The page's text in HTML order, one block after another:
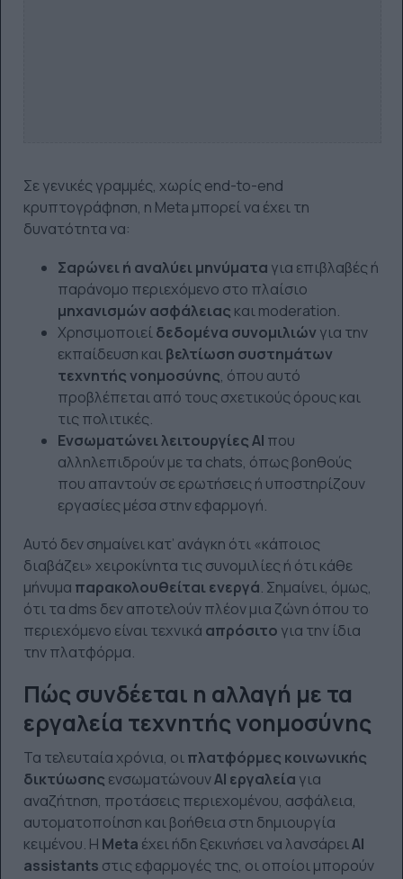
Σε γενικές γραμμές, χωρίς end-to-end
κρυπτογράφηση, η Meta μπορεί να έχει τη
δυνατότητα να:
Σαρώνει ή αναλύει μηνύματα για επιβλαβές ή
παράνομο περιεχόμενο στο πλαίσιο
μηχανισμών ασφάλειας και moderation.
Χρησιμοποιείδεδομένα συνομιλιώνγια την
εκπαίδευση καιβελτίωση συστημάτων
τεχνητής νοημοσύνης, όπου αυτό
προβλέπεται από τους σχετικούς όρους και
τις πολιτικές.
Ενσωματώνει λειτουργίες AI που
αλληλεπιδρούν με τα chats, όπως βοηθούς
που απαντούν σε ερωτήσεις ή υποστηρίζουν
εργασίες μέσα στην εφαρμογή.
Αυτό δεν σημαίνει κατ’ ανάγκη ότι «κάποιος
διαβάζει» χειροκίνητα τις συνομιλίες ή ότι κάθε
μήνυμα παρακολουθείται ενεργά. Σημαίνει, όμως,
ότι τα dms δεν αποτελούν πλέον μια ζώνη όπου το
περιεχόμενο είναι τεχνικά απρόσιτο για την ίδια
την πλατφόρμα.
Πώς συνδέεται η αλλαγή με τα
εργαλεία τεχνητής νοημοσύνης
Τα τελευταία χρόνια, οιπλατφόρμες κοινωνικής
δικτύωσης ενσωματώνουνAI εργαλεία για
αναζήτηση, προτάσεις περιεχομένου, ασφάλεια,
αυτοματοποίηση και βοήθεια στη δημιουργία
κειμένου. Η Meta έχει ήδη ξεκινήσει να λανσάρειAI
assistants στις εφαρμογές της, οι οποίοι μπορούν